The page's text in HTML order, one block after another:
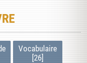
Vocabulaire
[26]